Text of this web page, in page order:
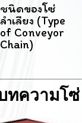
ชนิดของโซ่
ลำเลียง (Type
of Conveyor
Chain)
ทความโซ่